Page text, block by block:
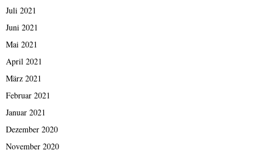
Juli 2021
Juni 2021
Mai 2021
April 2021
März 2021
Februar 2021
Januar 2021
Dezember 2020
November 2020